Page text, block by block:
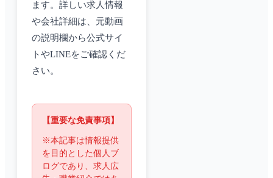
ます。詳しい求人情報
や会社詳細は、元動画
の説明欄から公式サイ
トやLINEをご確認くだ
さい。
【重要な免責事項】
※本記事は情報提供
を目的とした個人ブ
ログであり、求人広